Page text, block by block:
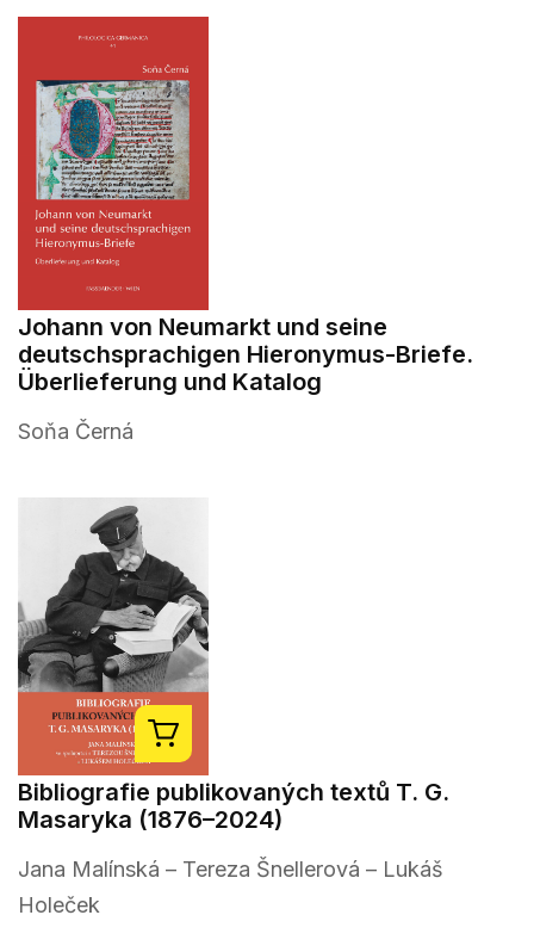
Johann von Neumarkt und seine
deutschsprachigen Hieronymus-Briefe.
Überlieferung und Katalog
Soňa Černá
Bibliografie publikovaných textů T. G.
Masaryka (1876–2024)
Jana Malínská – Tereza Šnellerová – Lukáš
Holeček